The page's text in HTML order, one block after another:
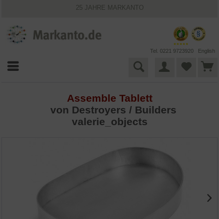
25 JAHRE MARKANTO
VIELFÄLTIGE ZAHLUNGSMÖGLICHKEITEN
Tel. 0221 9723920 English
Assemble Tablett
von Destroyers / Builders
valerie_objects